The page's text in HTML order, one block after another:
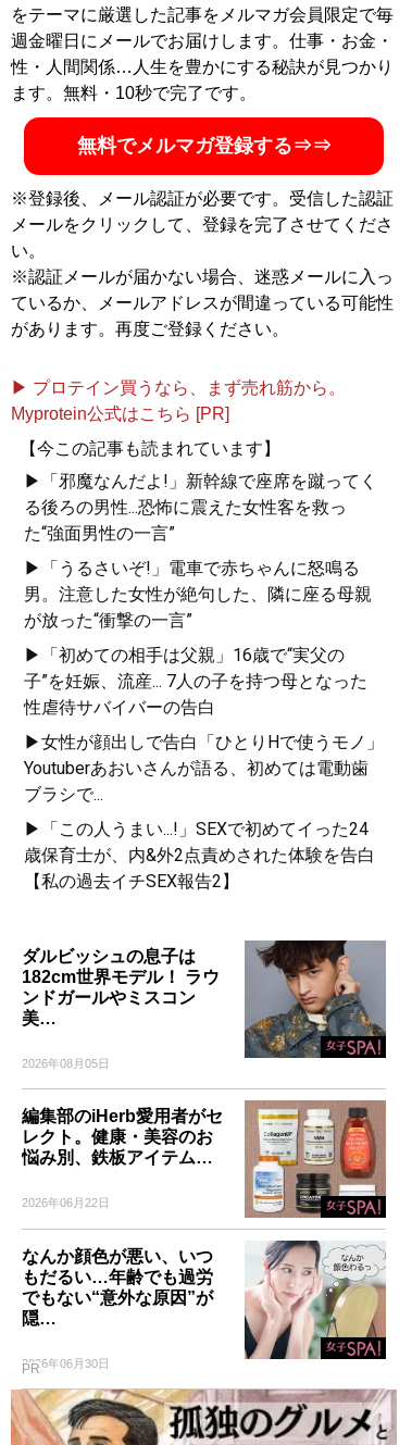
をテーマに厳選した記事をメルマガ会員限定で毎
週金曜日にメールでお届けします。仕事・お金・
性・人間関係…人生を豊かにする秘訣が見つかり
ます。無料・10秒で完了です。
無料でメルマガ登録する⇒⇒
※登録後、メール認証が必要です。受信した認証
メールをクリックして、登録を完了させてくださ
い。
※認証メールが届かない場合、迷惑メールに入っ
ているか、メールアドレスが間違っている可能性
があります。再度ご登録ください。
▶ プロテイン買うなら、まず売れ筋から。
Myprotein公式はこちら [PR]
【今この記事も読まれています】
▶「邪魔なんだよ!」新幹線で座席を蹴ってく
る後ろの男性...恐怖に震えた女性客を救っ
た“強面男性の一言”
▶「うるさいぞ!」電車で赤ちゃんに怒鳴る
男。注意した女性が絶句した、隣に座る母親
が放った“衝撃の一言”
▶「初めての相手は父親」16歳で“実父の
子”を妊娠、流産... 7人の子を持つ母となった
性虐待サバイバーの告白
▶女性が顔出しで告白「ひとりHで使うモノ」
Youtuberあおいさんが語る、初めては電動歯
ブラシで...
▶「この人うまい...!」SEXで初めてイった24
歳保育士が、内&外2点責めされた体験を告白
【私の過去イチSEX報告2】
ダルビッシュの息子は
182cm世界モデル！ ラウ
ンドガールやミスコン
美…
2026年08月05日
編集部のiHerb愛用者がセ
レクト。健康・美容のお
悩み別、鉄板アイテム…
2026年06月22日
なんか顔色が悪い、いつ
もだるい…年齢でも過労
でもない“意外な原因”が
隠…
2026年06月30日
PR